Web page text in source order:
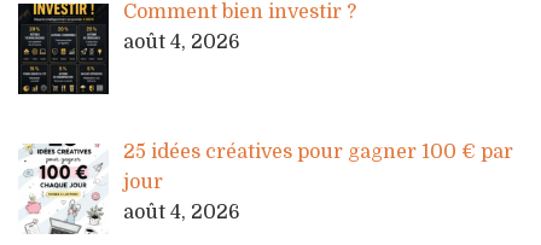
Comment bien investir ?
août 4, 2026
25 idées créatives pour gagner 100 € par
jour
août 4, 2026